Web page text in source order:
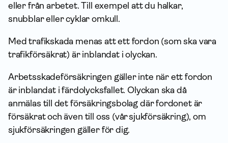
eller från arbetet. Till exempel att du halkar,
snubblar eller cyklar omkull.
Med trafikskada menas att ett fordon (som ska vara
trafikförsäkrat) är inblandat i olyckan.
Arbets­skade­försäkringen gäller inte när ett fordon
är inblandat i färdolycksfallet. Olyckan ska då
anmälas till det försäkrings­bolag där fordonet är
försäkrat och även till oss (vår sjuk­försäkring), om
sjuk­försäkringen gäller för dig.